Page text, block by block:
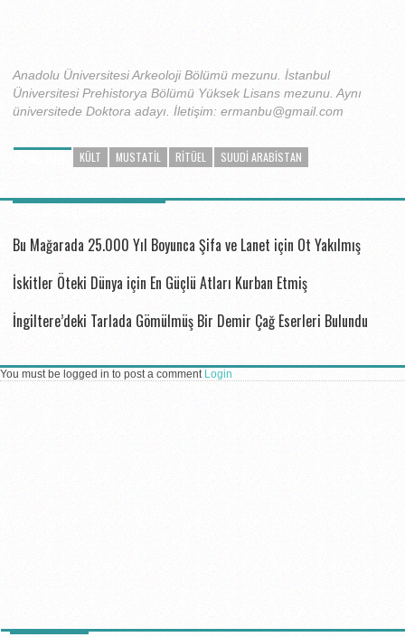
Anadolu Üniversitesi Arkeoloji Bölümü mezunu. İstanbul
Üniversitesi Prehistorya Bölümü Yüksek Lisans mezunu. Aynı
üniversitede Doktora adayı. İletişim: ermanbu@gmail.com
KÜLT MUSTATIL RITÜEL SUUDI ARABISTAN
Bu Mağarada 25.000 Yıl Boyunca Şifa ve Lanet için Ot Yakılmış
İskitler Öteki Dünya için En Güçlü Atları Kurban Etmiş
İngiltere’deki Tarlada Gömülmüş Bir Demir Çağ Eserleri Bulundu
You must be logged in to post a comment Login